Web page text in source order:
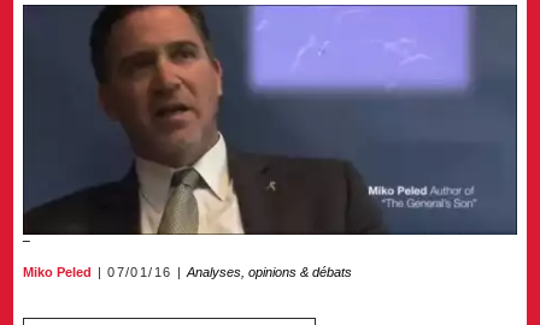
Miko Peled 07/01/16 Analyses, opinions & débats